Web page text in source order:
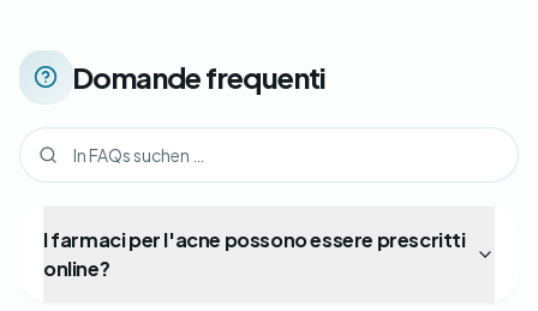
Domande frequenti
I farmaci per l'acne possono essere prescritti
online?